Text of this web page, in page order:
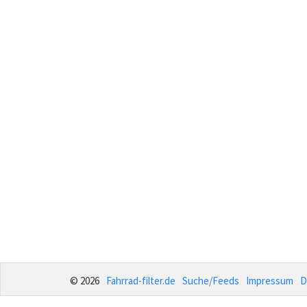
© 2026 Fahrrad-filter.de Suche/Feeds Impressum